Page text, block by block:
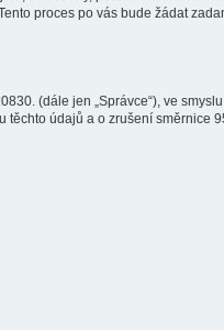
proces po vás bude žádat
(dále jen „Správce“), ve
údajů a o zrušení směrnice